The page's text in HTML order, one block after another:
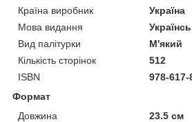
Країна виробник
Україна
Мова видання
Вид палітурки
М'який
Кількість сторінок
512
ISBN
978-617-
Формат
Довжина
23.5 см